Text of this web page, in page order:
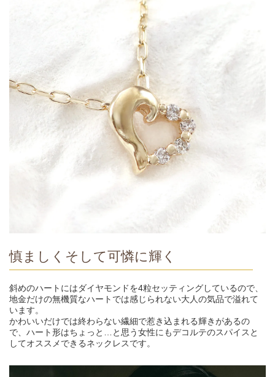
慎ましくそして可憐に輝く
斜めのハートにはダイヤモンドを4粒セッティングしているので、
地金だけの無機質なハートでは感じられない大人の気品で溢れて
います。
かわいいだけでは終わらない繊細で惹き込まれる輝きがあるの
で、ハート形はちょっと…と思う女性にもデコルテのスパイスと
してオススメできるネックレスです。